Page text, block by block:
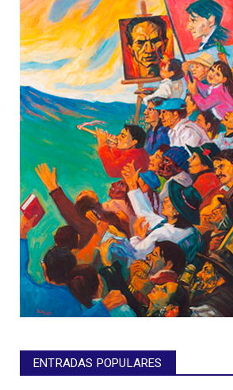
ENTRADAS POPULARES